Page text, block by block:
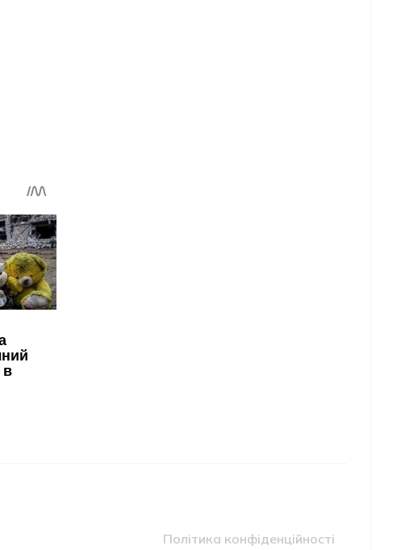
Політика конфіденційності